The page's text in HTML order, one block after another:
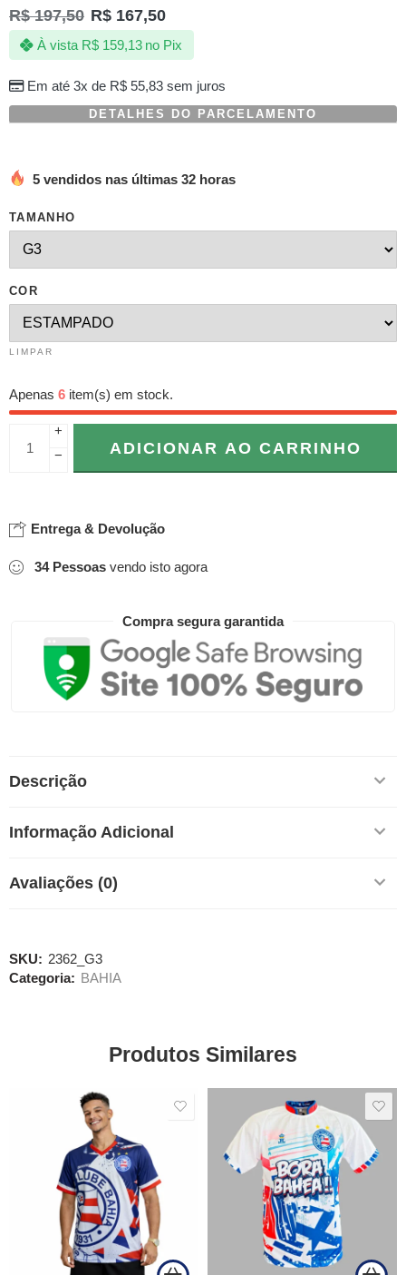
R$197,50 R$ 167,50
Em até 3x de R$55,83sem juros
À vista R$159,13 no Pix
DETALHES DO PARCELAMENTO
5 vendidos nas últimas 32 horas
TAMANHO
COR
LIMPAR
Apenas 6 item(s) em stock.
+
−
ADICIONAR AO CARRINHO
Entrega & Devolução
34 Pessoas vendo isto agora
Compra segura garantida
Descrição
Informação Adicional
Avaliações (0)
SKU: 2362_G3
Categoria: BAHIA
Produtos Similares